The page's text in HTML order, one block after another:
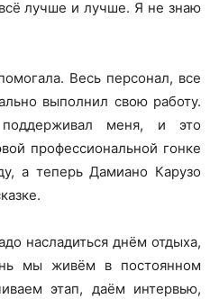
лучше и лучше. Я не знаю
Весь персонал, все
выполнил свою работу.
меня, и это
профессиональной гонке
а теперь Дамиано Карузо
насладиться днём отдыха,
мы живём в постоянном
этап, даём интервью,